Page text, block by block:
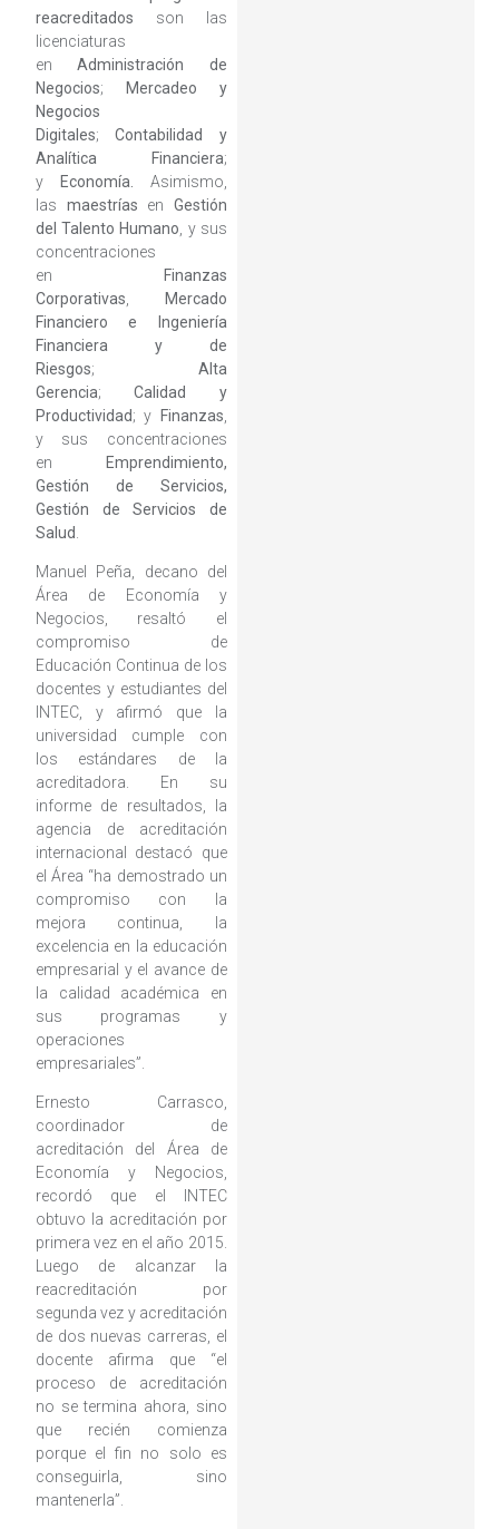
reacreditados son las
licenciaturas
enAdministración de
Negocios;
Mercadeo y
Negocios
Digitales;Contabilidad y
Analítica Financiera;
yEconomía.
Asimismo,
las maestrías en Gestión
del Talento Humano , y sus
concentraciones
en
Finanzas
Corporativas
Mercado
Financiero e Ingeniería
Financiera y de
Riesgos; Alta
Gerencia;Calidad y
Productividad; y Finanzas
y sus concentraciones
en
Emprendimiento,
Gestión de Servicios,
Gestión de Servicios de
Salud
Manuel Peña, decano del
Área de Economía y
Negocios, resaltó el
compromiso de
Educación Continua de los
docentes y estudiantes del
INTEC, y afirmó que la
universidad cumple con
los estándares de la
acreditadora. En su
informe de resultados, la
agencia de acreditación
internacional destacó que
el Área “ha demostrado un
compromiso con la
mejora continua, la
excelencia en la educación
empresarial y el avance de
la calidad académica en
sus programas y
operaciones
empresariales”.
Ernesto Carrasco,
coordinador de
acreditación del Área de
Economía y Negocios,
recordó que el INTEC
obtuvo la acreditación por
primera vez en el año 2015.
Luego de alcanzar la
reacreditación por
segunda vez y acreditación
de dos nuevas carreras, el
docente afirma que “el
proceso de acreditación
no se termina ahora, sino
que recién comienza
porque el fin no solo es
conseguirla, sino
mantenerla”.